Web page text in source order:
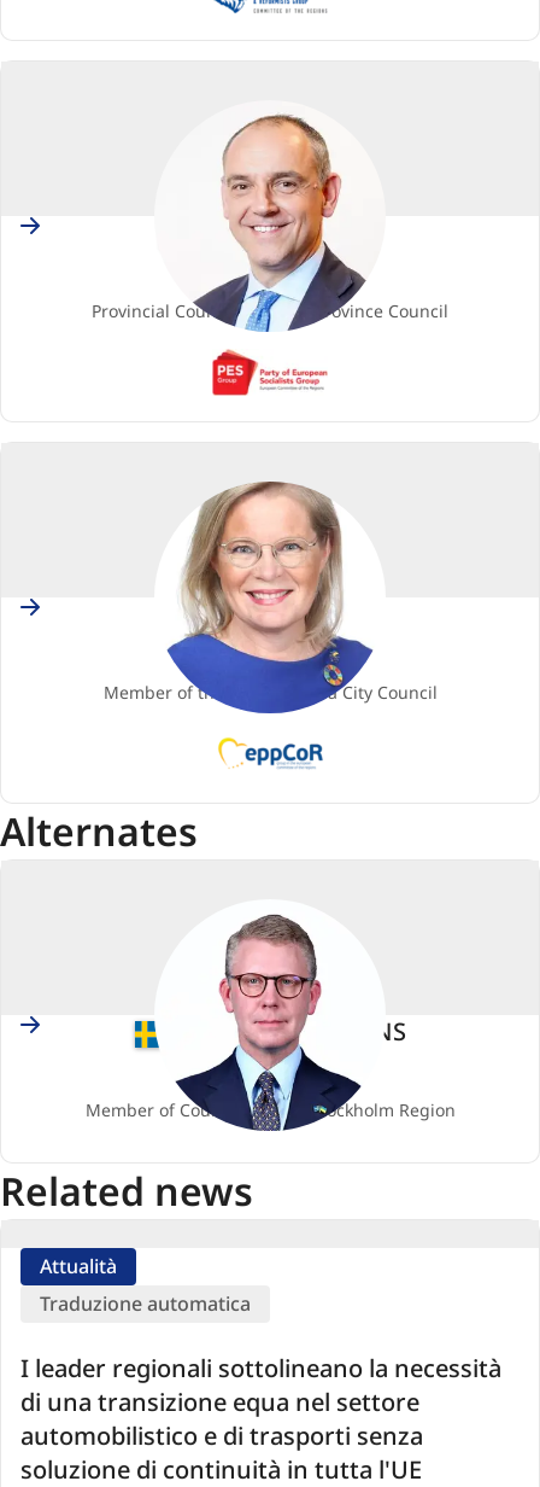
and
Group)
Luca MENESINI
Membro
Provincial Councillor, Lucca Province Council
(Party
European
FinlandSari RAUTIO
Membro
Member of the Hämeenlinna City Council
EPP
(European
Alternates
SwedenKristoffer TAMSONS
Supplente
Member of County Council, Stockholm Region
Related news
I leader regionali sottolineano la necessità
di una transizione equa nel settore
automobilistico e di trasporti senza
soluzione di continuità in tutta l'UE
Attualità
Traduzione automatica